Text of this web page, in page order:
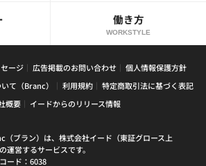
働き方
WORKSTYLE
ージ 広告掲載のお問い合わせ
個人情報保護方針
て（Branc）
利用規約
特定商取引法に基づく表記
概要
イードからのリリース情報
（ブラン）は、株式会社イード（東証グロース上
運営するサービスです。
ード：6038